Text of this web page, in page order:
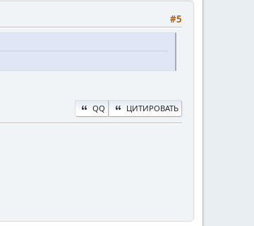
#5
QQ ЦИТИРОВАТЬ